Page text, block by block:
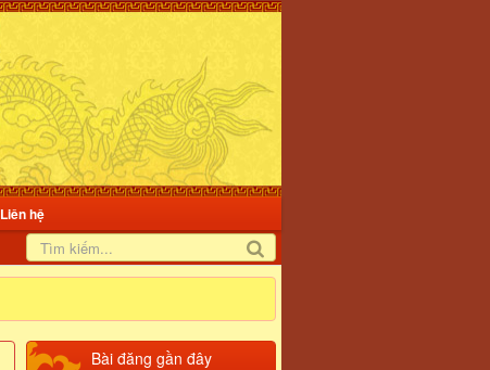
Liên hệ
Bài đăng gần đây